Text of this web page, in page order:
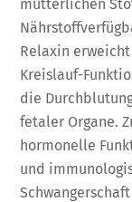
mütterlichen
Relaxin
Kreislauf-
die
fetaler Organe.
hormonelle
und